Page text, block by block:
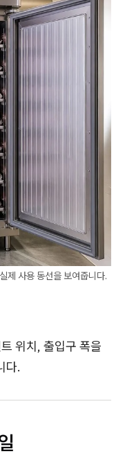
제 사용 동선을 보여줍니다.
위치, 출입구 폭을
다.